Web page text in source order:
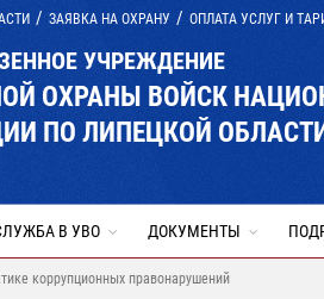
ЗАЯВКА НА ОХРАНУ ОПЛАТА УСЛУГ И
УЧРЕЖДЕНИЕ
ОХРАНЫ ВОЙСК
ПО ЛИПЕЦКОЙ
В УВО ДОКУМЕНТЫ
коррупционных правонарушений